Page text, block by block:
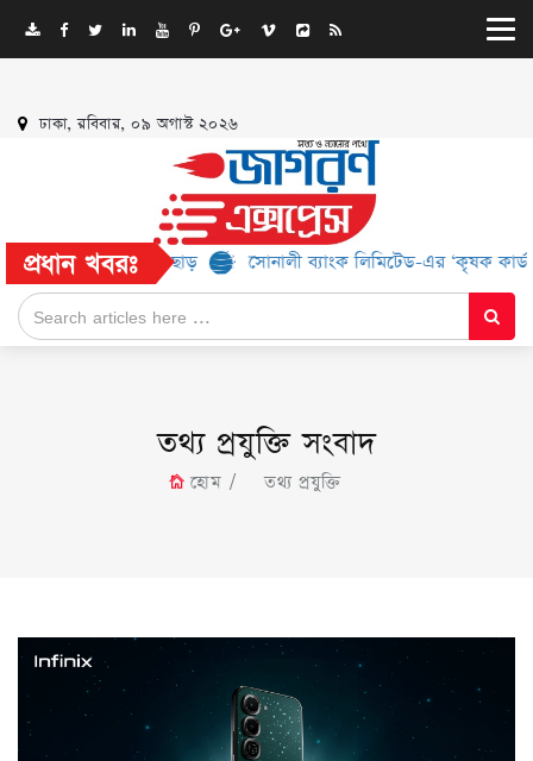
ঢাকা, রবিবার, ০৯ অগাস্ট ২০২৬
প্রধান খবরঃ
পর্যন্ত ছাড় সোনালী ব্যাংক লিমিটেড-এর ‘কৃষক কার্ড’ কর্মসূচির
তথ্য প্রযুক্তি সংবাদ
হোম তথ্য প্রযুক্তি